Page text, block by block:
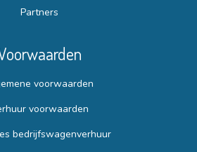
Partners
voorwaarden
voorwaarden
bedrijfswagenverhuur